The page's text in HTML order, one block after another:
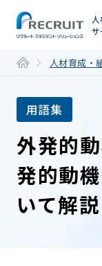
サ
人材育成・
用語集
外発的
発的動
いて解説